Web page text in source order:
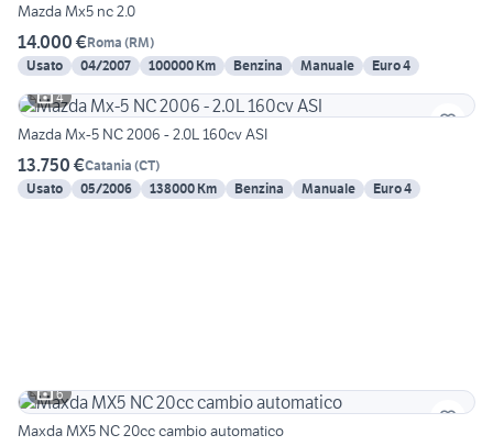
Mazda Mx5 nc 2.0
14.000 €Roma (RM)
Usato
04/2007 100000 Km Benzina Manuale
Euro 4
4
Mazda Mx-5 NC 2006 - 2.0L 160cv ASI
13.750 €Catania (CT)
Usato
05/2006 138000 Km Benzina Manuale Euro 4
6
Maxda MX5 NC 20cc cambio automatico